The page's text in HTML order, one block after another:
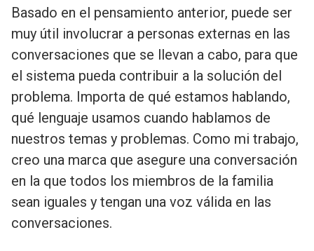
Basado en el pensamiento anterior, puede ser
muy útil involucrar a personas externas en las
conversaciones que se llevan a cabo, para que
el sistema pueda contribuir a la solución del
problema. Importa de qué estamos hablando,
qué lenguaje usamos cuando hablamos de
nuestros temas y problemas. Como mi trabajo,
creo una marca que asegure una conversación
en la que todos los miembros de la familia
sean iguales y tengan una voz válida en las
conversaciones.